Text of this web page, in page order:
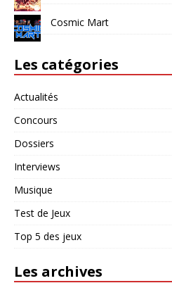
Cosmic Mart
Les catégories
Actualités
Concours
Dossiers
Interviews
Musique
Test de Jeux
Top 5 des jeux
Les archives